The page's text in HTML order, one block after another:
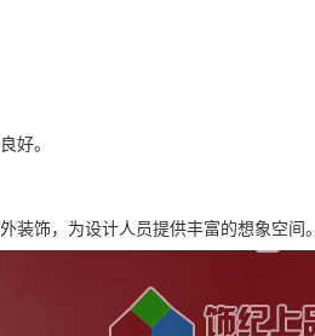
好。
装饰，为设计人员提供丰富的想象空间。